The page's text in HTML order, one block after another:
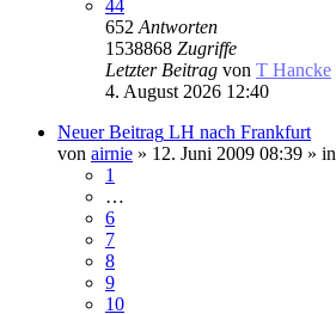
44
652 Antworten
1538868 Zugriffe
Letzter Beitrag von T Hancke
4. August 2026 12:40
Neuer Beitrag LH nach Frankfurt
von airnie » 12. Juni 2009 08:39 » in
1
…
6
7
8
9
10